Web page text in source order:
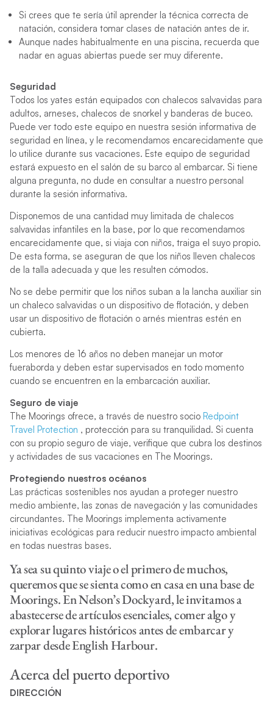
Si crees que te sería útil aprender la técnica correcta de
natación, considera tomar clases de natación antes de ir.
Aunque nades habitualmente en una piscina, recuerda que
nadar en aguas abiertas puede ser muy diferente.
Seguridad
Todos los yates están equipados con chalecos salvavidas para
adultos, arneses, chalecos de snorkel y banderas de buceo.
Puede ver todo este equipo en nuestra sesión informativa de
seguridad en línea, y le recomendamos encarecidamente que
lo utilice durante sus vacaciones. Este equipo de seguridad
estará expuesto en el salón de su barco al embarcar. Si tiene
alguna pregunta, no dude en consultar a nuestro personal
durante la sesión informativa.
Disponemos de una cantidad muy limitada de chalecos
salvavidas infantiles en la base, por lo que recomendamos
encarecidamente que, si viaja con niños, traiga el suyo propio.
De esta forma, se aseguran de que los niños lleven chalecos
de la talla adecuada y que les resulten cómodos.
No se debe permitir que los niños suban a la lancha auxiliar sin
un chaleco salvavidas o un dispositivo de flotación, y deben
usar un dispositivo de flotación o arnés mientras estén en
cubierta.
Los menores de 16 años no deben manejar un motor
fueraborda y deben estar supervisados ​​en todo momento
cuando se encuentren en la embarcación auxiliar.
Seguro de viaje
The Moorings ofrece, a través de nuestro socio Redpoint
Travel Protection , protección para su tranquilidad. Si cuenta
con su propio seguro de viaje, verifique que cubra los destinos
y actividades de sus vacaciones en The Moorings.
Protegiendo nuestros océanos
Las prácticas sostenibles nos ayudan a proteger nuestro
medio ambiente, las zonas de navegación y las comunidades
circundantes. The Moorings implementa activamente
iniciativas ecológicas para reducir nuestro impacto ambiental
en todas nuestras bases.
Ya sea su quinto viaje o el primero de muchos,
queremos que se sienta como en casa en una base de
Moorings. En Nelson’s Dockyard, le invitamos a
abastecerse de artículos esenciales, comer algo y
explorar lugares históricos antes de embarcar y
zarpar desde English Harbour.
Acerca del puerto deportivo
DIRECCIÓN